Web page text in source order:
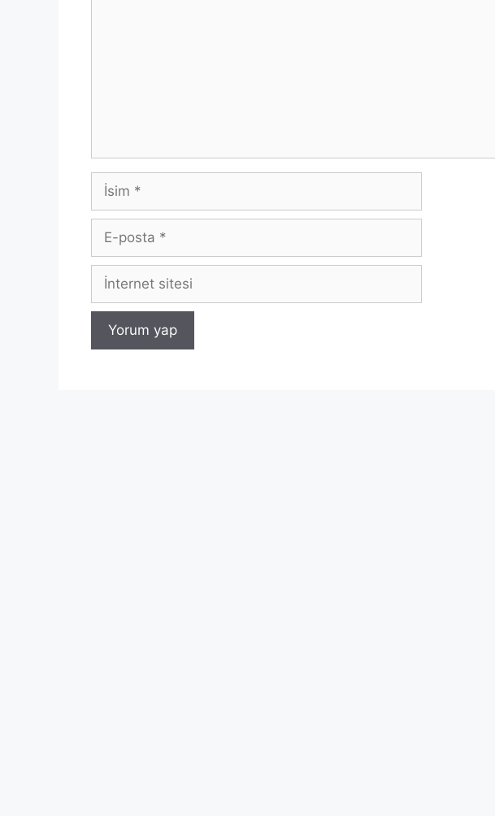
İsim
posta
İnternet
sitesi